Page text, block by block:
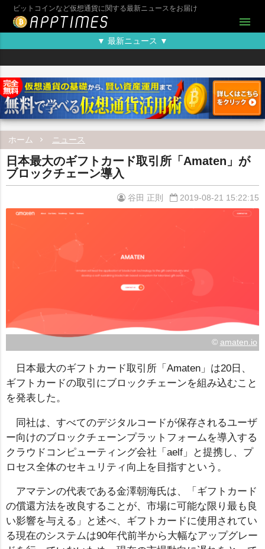
ビットコインなど仮想通貨に関する最新ニュースをお届け
menu
▼ 最新ニュース ▼
ホーム ニュース
日本最大のギフトカード取引所「Amaten」が
ブロックチェーン導入
谷田 正則 2019-08-21 15:22:15
© amaten.io
日本最大のギフトカード取引所「Amaten」は20日、
ギフトカードの取引にブロックチェーンを組み込むこと
を発表した。
同社は、すべてのデジタルコードが保存されるユーザ
ー向けのブロックチェーンプラットフォームを導入する
クラウドコンピューティング会社「aelf」と提携し、プ
ロセス全体のセキュリティ向上を目指すという。
アマテンの代表である金澤朝海氏は、「ギフトカード
の償還方法を改良することが、市場に可能な限り最も良
い影響を与える」と述べ、ギフトカードに使用されてい
る現在のシステムは90年代前半から大幅なアップグレー